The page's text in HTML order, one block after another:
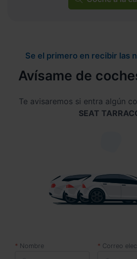
Se el primero en recibir las
Avísame de
Te avisaremos si entra algún
SEAT
Nombre Correo